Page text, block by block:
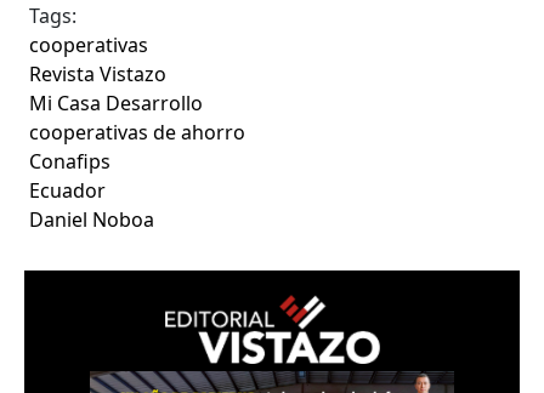
Tags:
cooperativas
Revista Vistazo
Mi Casa Desarrollo
cooperativas de ahorro
Conafips
Ecuador
Daniel Noboa